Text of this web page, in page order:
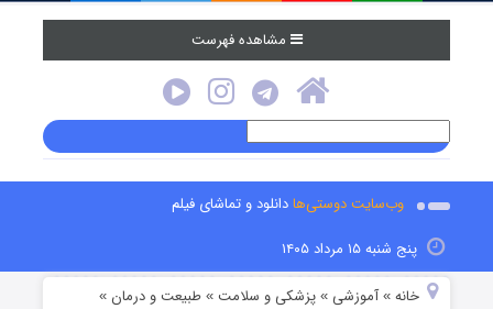
مشاهده فهرست
وب‌سایت دوستی‌هادانلود و تماشای فیلم
پنج شنبه ۱۵ مرداد ۱۴۰۵
خانه »آموزشی »پزشکی و سلامت »طبیعت و درمان »